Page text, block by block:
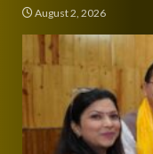
August 2, 2026